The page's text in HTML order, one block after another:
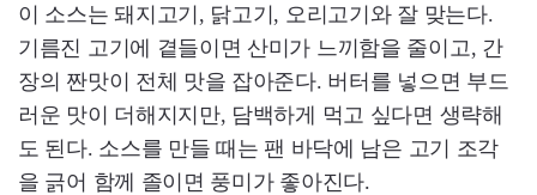
이 소스는 돼지고기, 닭고기, 오리고기와 잘 맞는다.
기름진 고기에 곁들이면 산미가 느끼함을 줄이고, 간
장의 짠맛이 전체 맛을 잡아준다. 버터를 넣으면 부드
러운 맛이 더해지지만, 담백하게 먹고 싶다면 생략해
도 된다. 소스를 만들 때는 팬 바닥에 남은 고기 조각
을 긁어 함께 졸이면 풍미가 좋아진다.